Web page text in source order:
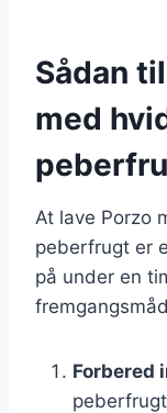
Sådan
med
At lave Porzo
peberfrugt er
på under en
Forbered